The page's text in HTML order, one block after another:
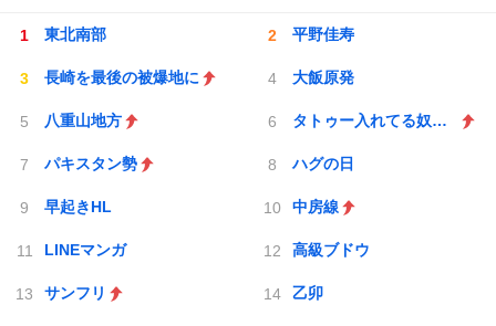
東北南部 平野佳寿
長崎を最後の被爆地に 大飯原発
八重山地方 タトゥー入れてる奴は全員バカです
パキスタン勢 ハグの日
早起きHL 中房線
LINEマンガ 高級ブドウ
サンフリ 乙卯